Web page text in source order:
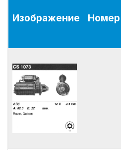
Изображение Номер